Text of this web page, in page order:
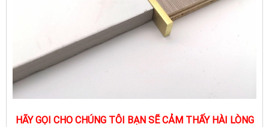
HÃY GỌI CHO CHÚNG TÔI BẠN SẼ CẢM THẤY HÀI LÒNG